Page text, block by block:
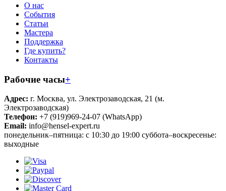
О нас
События
Статьи
Мастера
Поддержка
Где купить?
Контакты
Рабочие часы+
Адрес: г. Москва, ул. Электрозаводская, 21 (м.
Электрозаводская)
Телефон: +7 (919)969-24-07 (WhatsApp)
Email: info@hensel-expert.ru
понедельник–пятница: с 10:30 до 19:00 суббота–воскресенье:
выходные